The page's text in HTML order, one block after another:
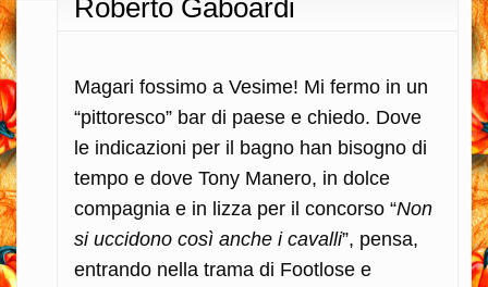
Roberto Gaboardi
Magari fossimo a Vesime! Mi fermo in un
“pittoresco” bar di paese e chiedo. Dove
le indicazioni per il bagno han bisogno di
tempo e dove Tony Manero, in dolce
compagnia e in lizza per il concorso “Non
si uccidono così anche i cavalli”, pensa,
entrando nella trama di Footlose e